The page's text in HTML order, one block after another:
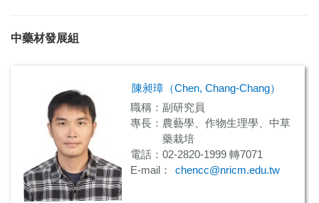
中藥材發展組
陳昶璋（Chen, Chang-Chang）
職稱：副研究員
專長：農藝學、作物生理學、中草
藥栽培
電話：02-2820-1999 轉7071
E-mail：
chencc@nricm.edu.tw